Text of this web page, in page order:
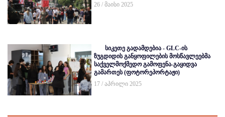
26 / მაისი 2025
სიკეთე გადამდებია - GLC-ის
ზუგდიდის განყოფილების მოსწავლეებმა
საქველმოქმედო გამოფენა-გაყიდვა
გამართეს (ფოტორეპორტაჟი)
17 / აპრილი 2025